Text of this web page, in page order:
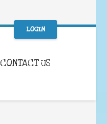
LOGIN
CONTACT US